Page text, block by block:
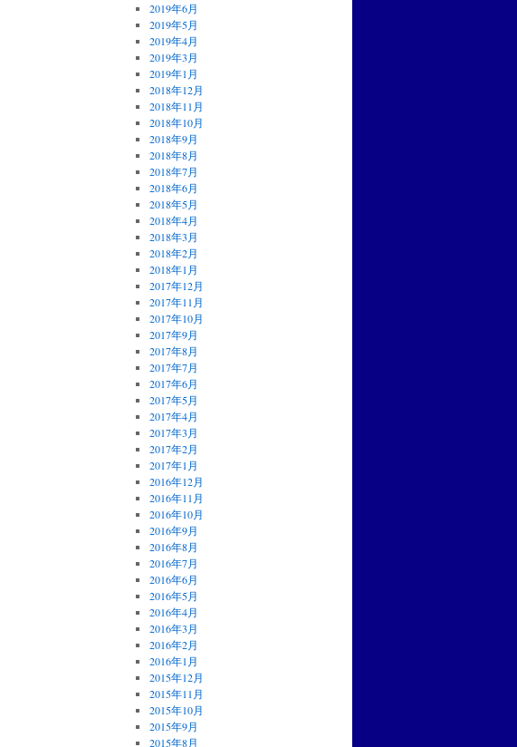
2019年6月
2019年5月
2019年4月
2019年3月
2019年1月
2018年12月
2018年11月
2018年10月
2018年9月
2018年8月
2018年7月
2018年6月
2018年5月
2018年4月
2018年3月
2018年2月
2018年1月
2017年12月
2017年11月
2017年10月
2017年9月
2017年8月
2017年7月
2017年6月
2017年5月
2017年4月
2017年3月
2017年2月
2017年1月
2016年12月
2016年11月
2016年10月
2016年9月
2016年8月
2016年7月
2016年6月
2016年5月
2016年4月
2016年3月
2016年2月
2016年1月
2015年12月
2015年11月
2015年10月
2015年9月
2015年8月